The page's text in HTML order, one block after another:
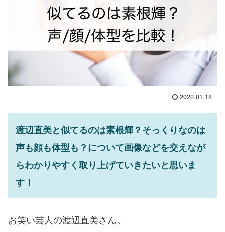
2022.01.18
渡辺直美と似てるのは素根輝？そっくりなのは
声も顔も体型も？について画像などを交えなが
らわかりやすく取り上げていきたいと思いま
す！
お笑い芸人の渡辺直美さん。